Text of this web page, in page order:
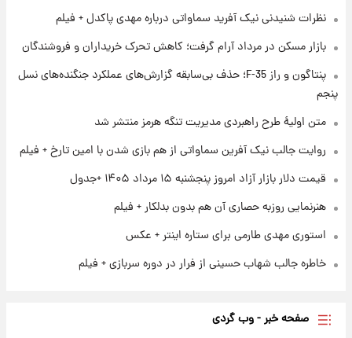
ارزش سهام عدالت برای امروز چهارشنبه ۱۴ مرداد
آغاز طرح جدید فروش مشارکت در تولید سایپا؛
سود مشارکت چند درصد است؟
نظرات شنیدنی نیک آفرید سماواتی درباره مهدی پاکدل + فیلم
بازار مسکن در مرداد آرام گرفت؛ کاهش تحرک خریداران و فروشندگان
پنتاگون و راز F-35؛ حذف بی‌سابقه گزارش‌های عملکرد جنگنده‌های نسل
پنجم
متن اولیۀ طرح راهبردی مدیریت تنگه هرمز منتشر شد
روایت جالب نیک آفرین سماواتی از هم بازی شدن با امین تارخ + فیلم
قیمت دلار بازار آزاد امروز پنجشنبه ۱۵ مرداد ۱۴۰۵ +جدول
هنرنمایی روزبه حصاری آن هم بدون بدلکار + فیلم
استوری مهدی طارمی برای ستاره اینتر + عکس
خاطره جالب شهاب حسینی از فرار در دوره سربازی + فیلم
صفحه خبر - وب گردی